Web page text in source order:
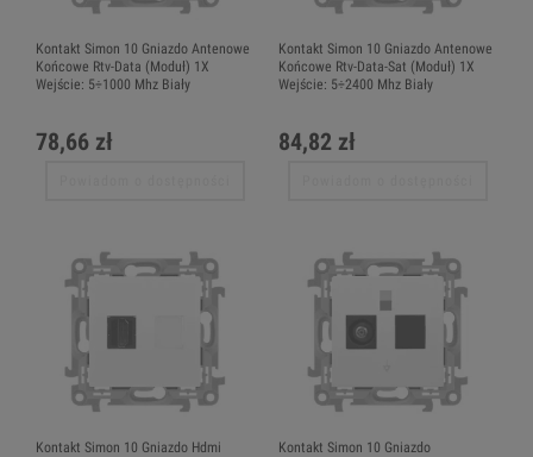
Kontakt Simon 10 Gniazdo Antenowe
Końcowe Rtv-Data (Moduł) 1X
Wejście: 5÷1000 Mhz Biały
78,66 zł
Kontakt Simon 10 Gniazdo Antenowe
Końcowe Rtv-Data-Sat (Moduł) 1X
Wejście: 5÷2400 Mhz Biały
84,82 zł
Kontakt Simon 10 Gniazdo Hdmi Kontakt Simon 10 Gniazdo